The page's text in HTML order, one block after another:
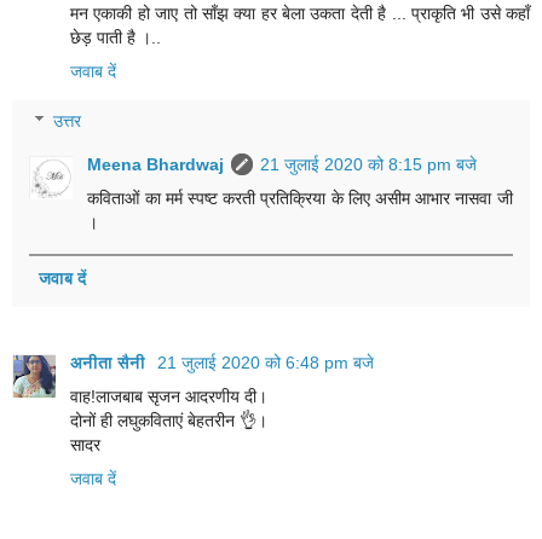
मन एकाकी हो जाए तो साँझ क्या हर बेला उकता देती है ... प्राकृति भी उसे कहाँ
छेड़ पाती है ।..
जवाब दें
उत्तर
Meena Bhardwaj
21 जुलाई 2020 को 8:15 pm बजे
कविताओं का मर्म स्पष्ट करती प्रतिक्रिया के लिए असीम आभार नासवा जी
।
जवाब दें
अनीता सैनी
21 जुलाई 2020 को 6:48 pm बजे
वाह!लाजबाब सृजन आदरणीय दी।
दोनों ही लघुकविताएं बेहतरीन 👌।
सादर
जवाब दें